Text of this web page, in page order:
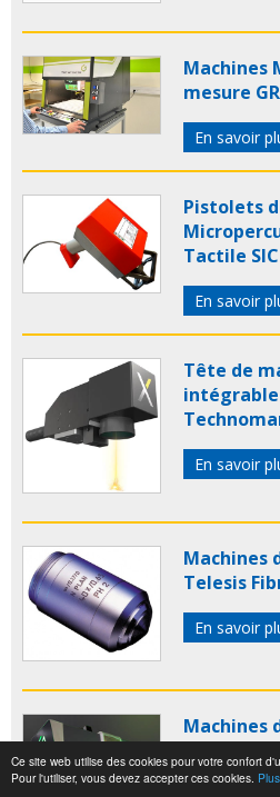
Ce site web utilise des cookies pour votre confort
Pour l'utiliser, vous devez accepter ces cookies.
Machines
mesure
En savoir
Pistolets
Tactile
En savoir
Tête de
En savoir
Machines
Telesis
En savoir
Machines
industriel